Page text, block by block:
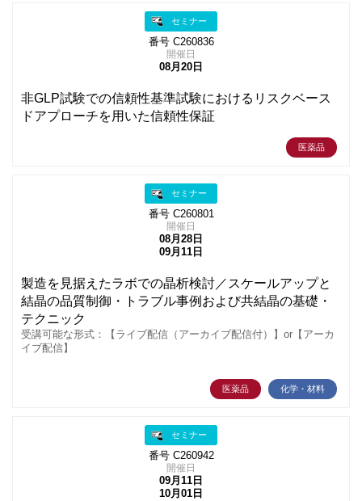
セミナー
番号 C260836
開催日
08月20日
非GLP試験での信頼性基準試験におけるリスクベース
ドアプローチを用いた信頼性保証
医薬品
セミナー
番号 C260801
開催日
08月28日
09月11日
製造を見据えたラボでの晶析検討／スケールアップと
結晶の品質制御・トラブル事例および共結晶の基礎・
テクニック
受講可能な形式：【ライブ配信（アーカイブ配信付）】or【アーカ
イブ配信】
医薬品 化学・材料
セミナー
番号 C260942
開催日
09月11日
10月01日